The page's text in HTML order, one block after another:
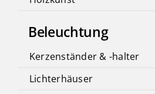
Beleuchtung
Kerzenständer & -halter
Lichterhäuser